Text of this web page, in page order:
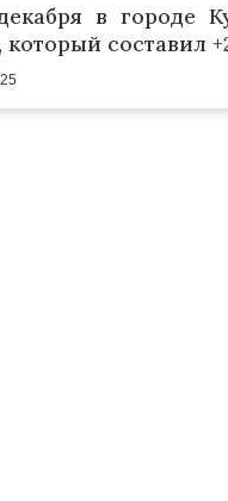
в городе
который составил